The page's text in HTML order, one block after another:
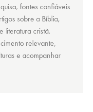
fontes confiáveis
sobre a Bíblia,
literatura cristã.
relevante,
e acompanhar